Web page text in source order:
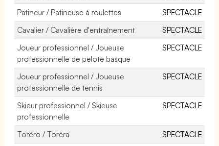
Patineur / Patineuse à roulettes
SPECTACLE
Cavalier / Cavalière d'entraînement
SPECTACLE
Joueur professionnel / Joueuse
professionnelle de pelote basque
SPECTACLE
Joueur professionnel / Joueuse
professionnelle de tennis
SPECTACLE
Skieur professionnel / Skieuse
professionnelle
SPECTACLE
Toréro / Toréra SPECTACLE